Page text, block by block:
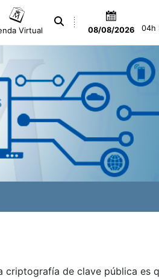
Virtual 08/08/2026 04h
criptografía de clave pública es